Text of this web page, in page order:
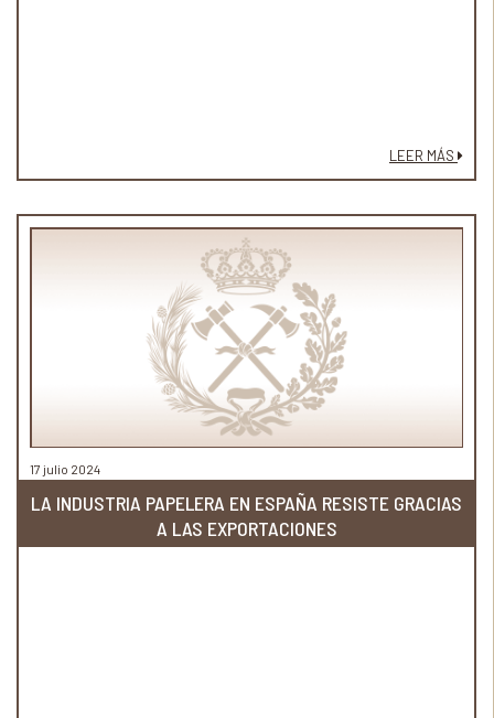
LEER MÁS
17 julio 2024
LA INDUSTRIA PAPELERA EN ESPAÑA RESISTE GRACIAS
A LAS EXPORTACIONES